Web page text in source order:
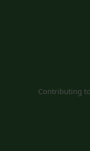
Contributing
当社は、お客様
人情報の場合も
組織、個人に提
支払処理、デー
行うサービスを
客様情報を提供
外部サービスと
ESGポータル
前各号に付随
ることができるも
会員登録手続き
申し込みが行わ
氏名等を入力さ